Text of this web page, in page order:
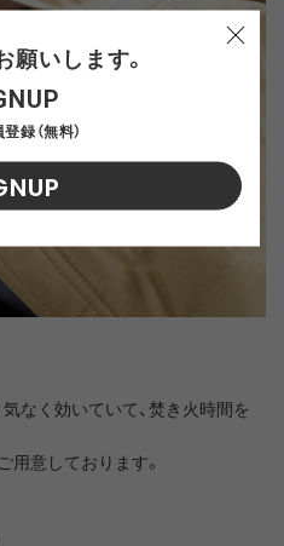
なく効いていて、焚き火時間を
意しております。
いします。
録（無料）